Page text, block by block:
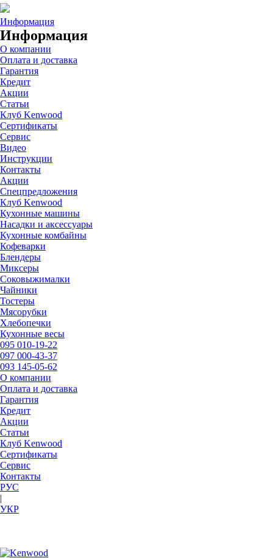
Информация
Информация
О компании
Оплата и доставка
Гарантия
Кредит
Акции
Статьи
Клуб Kenwood
Сертификаты
Сервис
Видео
Инструкции
Контакты
Акции
Спецпредложения
Клуб Kenwood
Кухонные машины
Насадки и аксессуары
Кухонные комбайны
Кофеварки
Блендеры
Миксеры
Соковыжималки
Чайники
Тостеры
Мясорубки
Хлебопечки
Кухонные весы
095 010-19-22
097 000-43-37
093 145-05-62
О компании
Оплата и доставка
Гарантия
Кредит
Акции
Статьи
Клуб Kenwood
Сертификаты
Сервис
Контакты
РУC
|
УКР